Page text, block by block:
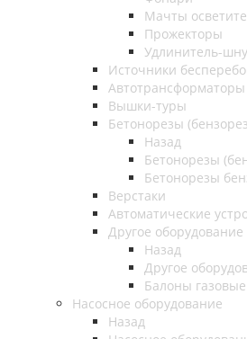
Мачты
Прожекторы
Удлинитель-
Источники
Вышки-туры
Бетонорезы
Назад
Бетонорезы
Бетонорезы
Верстаки
Автоматические
Другое оборудование
Назад
Другое
Балоны газовые
Насосное оборудование
Назад